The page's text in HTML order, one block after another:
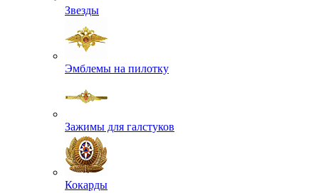
Звезды
Эмблемы на пилотку
Зажимы для галстуков
Кокарды